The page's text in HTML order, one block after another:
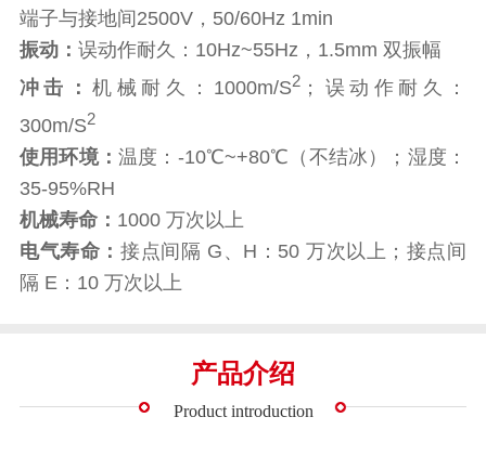
端子与接地间2500V，50/60Hz 1min
振动： 误动作耐久：10Hz~55Hz，1.5mm 双振幅
冲击：机械耐久：1000m/S2 ；误动作耐久：
300m/S2
使用环境： 温度：-10℃~+80℃（不结冰）；湿度：
35-95%RH
机械寿命： 1000 万次以上
电气寿命： 接点间隔 G、H：50 万次以上；接点间
隔 E：10 万次以上
产品介绍
Product introduction